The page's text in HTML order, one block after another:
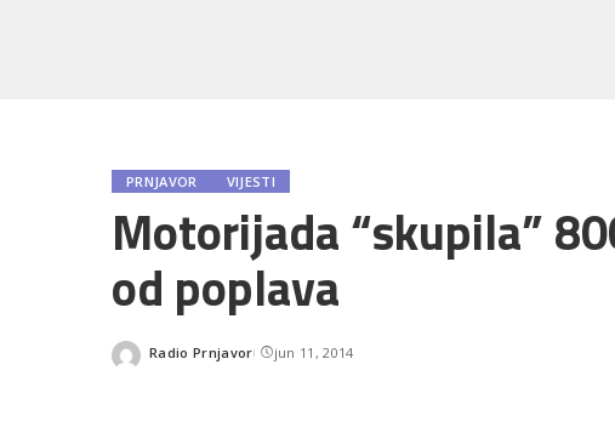
PRNJAVOR VIJESTI
Motorijada “skupila”
od poplava
Posted
Radio Prnjavor jun 11, 2014